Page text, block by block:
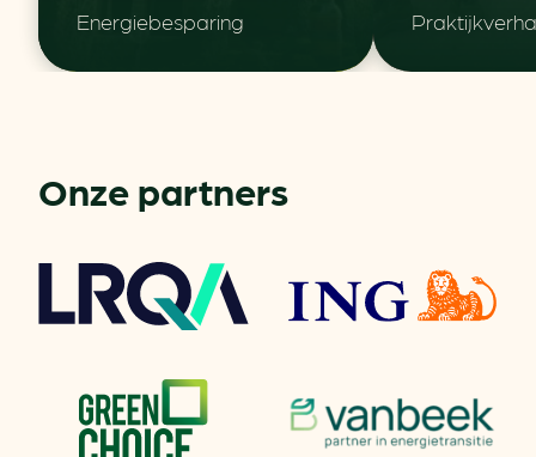
Energiebesparing
Onze partners